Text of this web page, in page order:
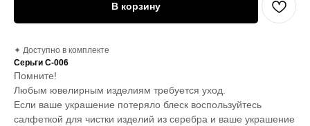
В корзину
✦ Доступно в комплекте
Серьги С-006
Помните!
Любым ювелирным изделиям требуется уход.
Если ваше украшение потеряло блеск воспользуйтесь
салфеткой для чистки изделий из серебра и ваше украшение